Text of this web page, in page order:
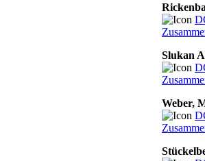
Slukan
Weber,